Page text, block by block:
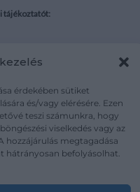
érdekében sütiket
és/vagy elérésére. Ezen
teszi számunkra, hogy
viselkedés vagy az
hozzájárulás megtagadása
hátrányosan befolyásolhat.
tájékoztatót: